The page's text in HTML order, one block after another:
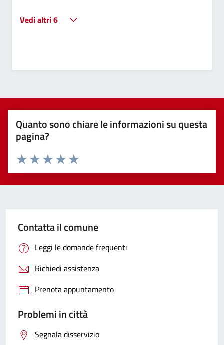
Vedi altri 6
Quanto sono chiare le informazioni su questa
pagina?
Valuta 5 stelle su 5
Valuta 4 stelle su 5
Valuta 3 stelle su 5
Valuta 2 stelle su 5
Valuta 1 stelle su 5
Contatta il comune
Leggi le domande frequenti
Richiedi assistenza
Prenota appuntamento
Problemi in città
Segnala disservizio